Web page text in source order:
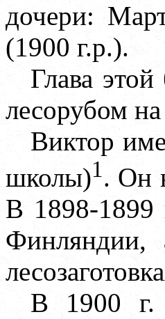
дочери:
(1900 г.р.).
Глава
лесорубом
Виктор
школы)1. Он
В 1898-1899
Финляндии,
В 1900 г.